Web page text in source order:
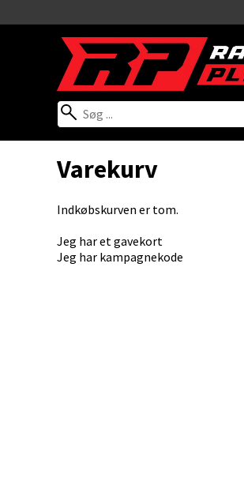
Varekurv
Indkøbskurven er tom.
Jeg har et gavekort
Jeg har kampagnekode